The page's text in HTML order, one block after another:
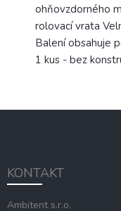
ohňovzdorného
rolovací vrata
Balení obsahuje
1 kus - bez
KONTAKT
Ambitent s.r.o.